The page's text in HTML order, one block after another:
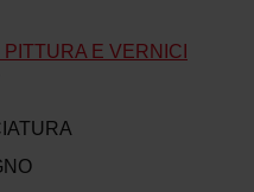
PITTURA E VERNICI